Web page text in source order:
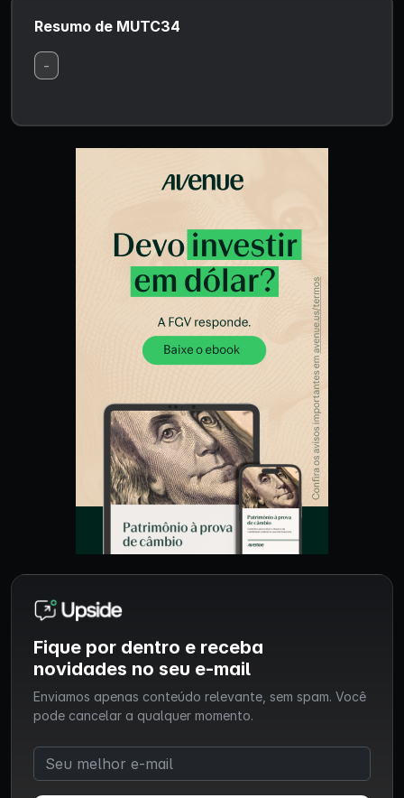
Resumo de MUTC34
-
Fique por dentro e receba
novidades no seu e-mail
Enviamos apenas conteúdo relevante, sem spam. Você
pode cancelar a qualquer momento.